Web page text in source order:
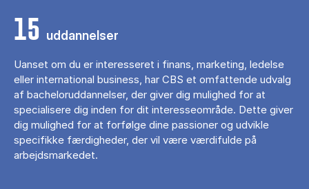
15 uddannelser
Uanset om du er interesseret i finans, marketing, ledelse
eller international business, har CBS et omfattende udvalg
af bacheloruddannelser, der giver dig mulighed for at
specialisere dig inden for dit interesseområde. Dette giver
dig mulighed for at forfølge dine passioner og udvikle
specifikke færdigheder, der vil være værdifulde på
arbejdsmarkedet.